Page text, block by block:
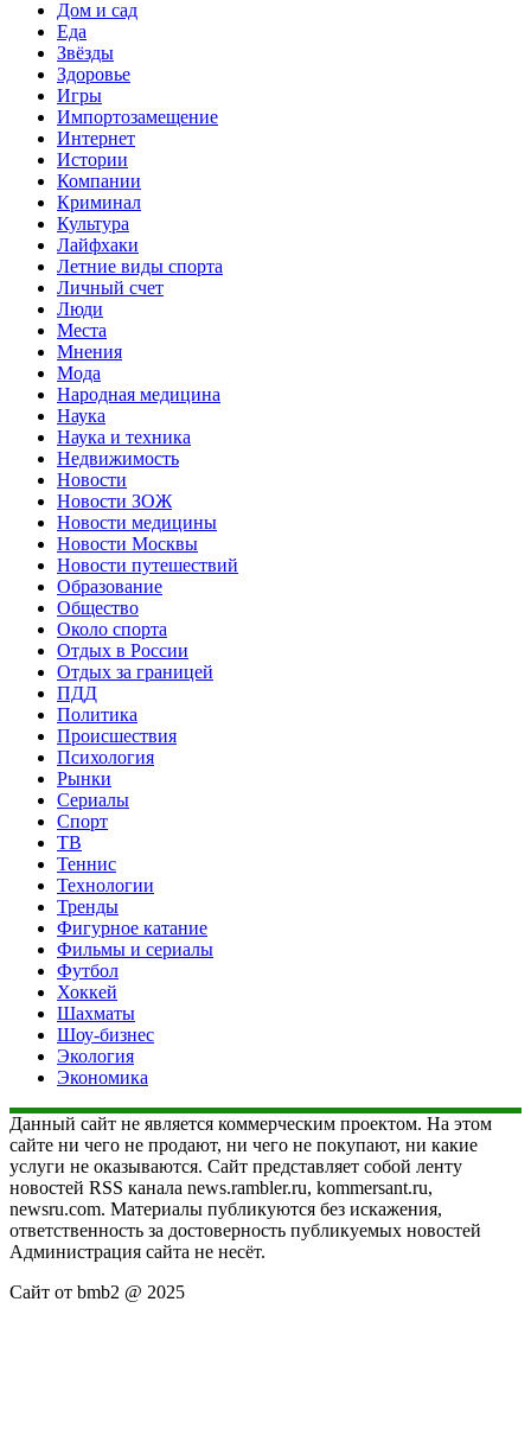
Дом и сад
Еда
Звёзды
Здоровье
Игры
Импортозамещение
Интернет
Истории
Компании
Криминал
Культура
Лайфхаки
Летние виды спорта
Личный счет
Люди
Места
Мнения
Мода
Народная медицина
Наука
Наука и техника
Недвижимость
Новости
Новости ЗОЖ
Новости медицины
Новости Москвы
Новости путешествий
Образование
Общество
Около спорта
Отдых в России
Отдых за границей
ПДД
Политика
Происшествия
Психология
Рынки
Сериалы
Спорт
ТВ
Теннис
Технологии
Тренды
Фигурное катание
Фильмы и сериалы
Футбол
Хоккей
Шахматы
Шоу-бизнес
Экология
Экономика
Данный сайт не является коммерческим проектом. На этом
сайте ни чего не продают, ни чего не покупают, ни какие
услуги не оказываются. Сайт представляет собой ленту
новостей RSS канала news.rambler.ru, kommersant.ru,
newsru.com. Материалы публикуются без искажения,
ответственность за достоверность публикуемых новостей
Администрация сайта не несёт.
Сайт от bmb2 @ 2025